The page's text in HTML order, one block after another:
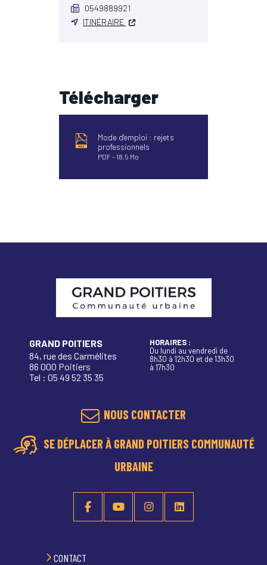
0549889921
ITINÉRAIRE
Télécharger
Mode d'emploi : rejets
professionnels
PDF 18,5 Mo
GRAND POITIERS
84, rue des Carmélites
86 000 Poitiers
Tel : 05 49 52 35 35
HORAIRES :
Du lundi au vendredi de
8h30 à 12h30 et de 13h30
à 17h30
NOUS CONTACTER
SE DÉPLACER À GRAND POITIERS COMMUNAUTÉ
URBAINE
CONTACT